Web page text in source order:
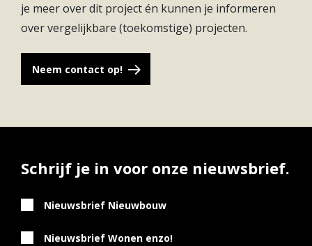
je meer over dit project én kunnen je informeren
over vergelijkbare (toekomstige) projecten.
Neem contact op!
Schrijf je in voor onze nieuwsbrief.
Nieuwsbrief Nieuwbouw
Nieuwsbrief Wonen enzo!